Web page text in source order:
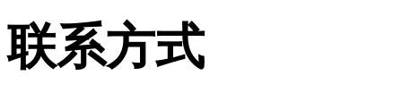
联系方式